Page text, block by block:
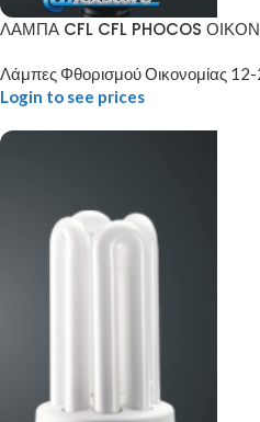
ΛΑΜΠΑ CFL CFL PHOCOS
Λάμπες Φθορισμού Οικονομίας
Login to see prices